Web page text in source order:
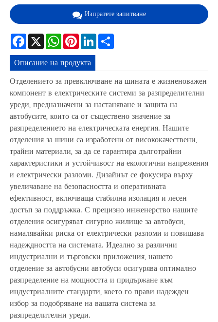
Изпратете запитване
Facebook
X WhatsApp
Pinterest
LinkedIn
Описание на продукта
Отделението за превключване на шината е жизненоважен
компонент в електрическите системи за разпределителни
уреди, предназначени за настаняване и защита на
автобусите, които са от съществено значение за
разпределението на електрическата енергия. Нашите
отделения за шини са изработени от висококачествени,
трайни материали, за да се гарантира дълготрайни
характеристики и устойчивост на екологични напрежения
и електрически разломи. Дизайнът се фокусира върху
увеличаване на безопасността и оперативната
ефективност, включваща стабилна изолация и лесен
достъп за поддръжка. С прецизно инженерство нашите
отделения осигуряват сигурно жилище за автобуси,
намалявайки риска от електрически разломи и повишава
надеждността на системата. Идеално за различни
индустриални и търговски приложения, нашето
отделение за автобусни автобуси осигурява оптимално
разпределение на мощността и придържане към
индустриалните стандарти, което го прави надежден
избор за подобряване на вашата система за
разпределителни уреди.